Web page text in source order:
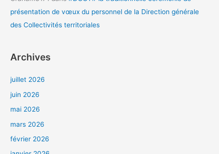
présentation de vœux du personnel de la Direction générale
des Collectivités territoriales
Archives
juillet 2026
juin 2026
mai 2026
mars 2026
février 2026